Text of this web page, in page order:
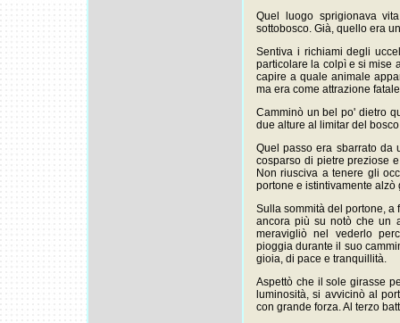
Quel luogo sprigionava
sottobosco. Già, quello era
Sentiva i richiami degli
particolare la colpì e si mise
capire a quale animale
ma era come attrazione
Camminò un bel po' dietro
due alture al limitar del
Quel passo era sbarrato da
cosparso di pietre preziose
Non riusciva a tenere gli
portone e istintivamente alzò
Sulla sommità del portone, a
ancora più su notò che un
meravigliò nel vederlo
pioggia durante il suo
gioia, di pace e tranquillità.
Aspettò che il sole girasse
luminosità, si avvicinò al
con grande forza. Al terzo